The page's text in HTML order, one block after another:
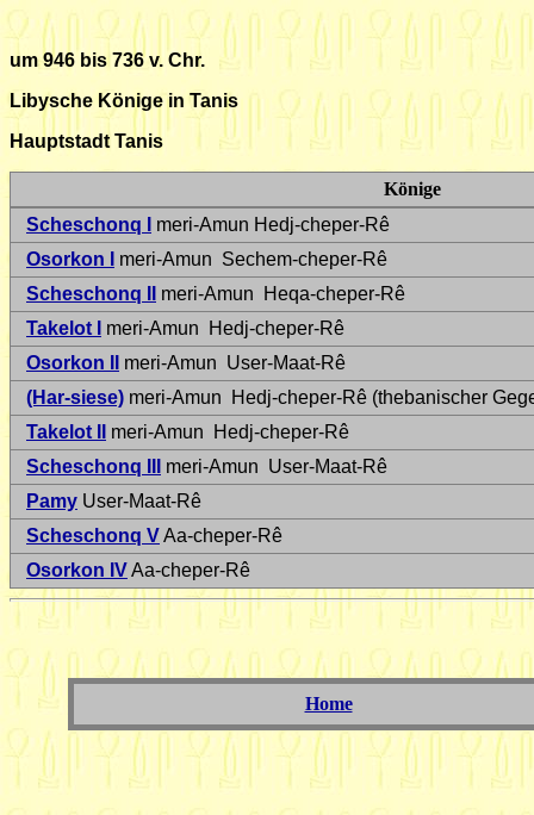
um 946 bis 736 v. Chr.
Libysche Könige in Tanis
Hauptstadt Tanis
Könige
Scheschonq I
meri-Amun Hedj-cheper-Rê
Osorkon I
meri-Amun Sechem-cheper-Rê
Scheschonq II
meri-Amun Heqa-cheper-Rê
Takelot I
meri-Amun Hedj-cheper-Rê
Osorkon II
meri-Amun User-Maat-Rê
(Har-siese) meri-Amun Hedj-cheper-Rê (thebanischer
Takelot II
meri-Amun Hedj-cheper-Rê
Scheschonq III
meri-Amun User-Maat-Rê
Pamy User-Maat-Rê
Scheschonq VAa-cheper-Rê
Osorkon IVAa-cheper-Rê
Home